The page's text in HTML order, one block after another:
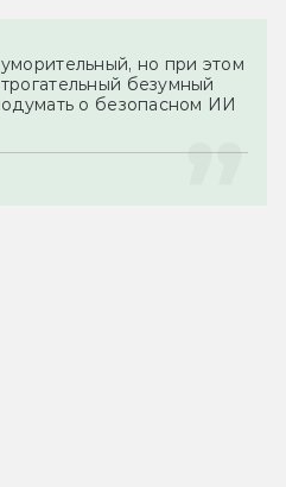
но при этом
безумный
о безопасном ИИ